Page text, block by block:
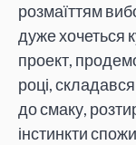
розмаїттям
дуже хочеться
проект,
році,
до смаку,
інстинкти